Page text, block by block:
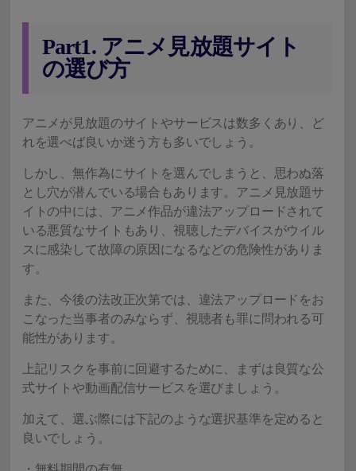
Part1. アニメ見放題サイト
の選び方
アニメが見放題のサイトやサービスは数多くあり、ど
れを選べば良いか迷う方も多いでしょう。
しかし、無作為にサイトを選んでしまうと、思わぬ落
とし穴が潜んでいる場合もあります。アニメ見放題サ
イトの中には、アニメ作品が違法アップロードされて
いる悪質なサイトもあり、視聴したデバイスがウイル
スに感染して故障の原因になるなどの危険性がありま
す。
また、今後の法改正次第では、違法アップロードをお
こなった当事者のみならず、視聴者も罪に問われる可
能性があります。
上記リスクを事前に回避するために、まずは良質な公
式サイトや動画配信サービスを選びましょう。
加えて、選ぶ際には下記のような選択基準を定めると
良いでしょう。